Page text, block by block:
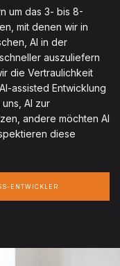
um das 3- bis 8-
mit denen wir in
AI in der
auszuliefern
die Vertraulichkeit
assisted Entwicklung
AI zur
andere möchten AI
diese
ENTWICKLER